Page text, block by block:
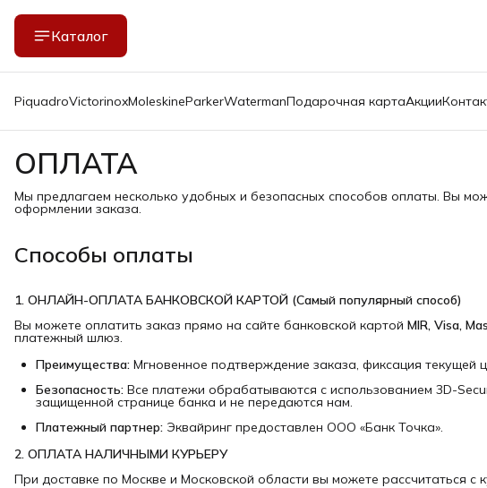
Каталог
PiquadroVictorinoxMoleskineParkerWatermanПодарочная картаАкции
ОПЛАТА
Мы предлагаем несколько удобных и безопасных способов оплаты. Вы
оформлении заказа.
Способы оплаты
1. ОНЛАЙН-ОПЛАТА БАНКОВСКОЙ КАРТОЙ (Самый популярный способ)
Вы можете оплатить заказ прямо на сайте банковской картой MIR, Visa,
платежный шлюз.
Преимущества: Мгновенное подтверждение заказа, фиксация текущей
Безопасность: Все платежи обрабатываются с использованием 3D-
защищенной странице банка и не передаются нам.
Платежный партнер: Эквайринг предоставлен ООО «Банк Точка».
2. ОПЛАТА НАЛИЧНЫМИ КУРЬЕРУ
При доставке по Москве и Московской области вы можете рассчитаться с